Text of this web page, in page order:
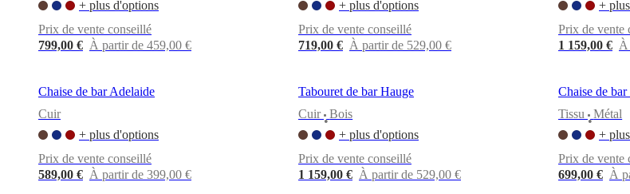
Contact Délai
livraisonEntretien
Décoration
d'IntérieurCommandez
échantillons
gratuitsTrouver
+ plus d'options
Prix de vente conseillé
799,00 € À partir de 459,00 €
+ plus d'options
Prix de vente conseillé
719,00 € À partir de 529,00 €
+
Prix de vente
1 159,00 € À
Chaise de bar Adelaide
Cuir
+ plus d'options
Prix de vente conseillé
589,00 € À partir de 399,00 €
Tabouret de bar Hauge
Cuir
•
Bois
+ plus d'options
Prix de vente conseillé
1 159,00 € À partir de 529,00 €
Chaise de
Tissu
•
Métal
+
Prix de vente
699,00 € À